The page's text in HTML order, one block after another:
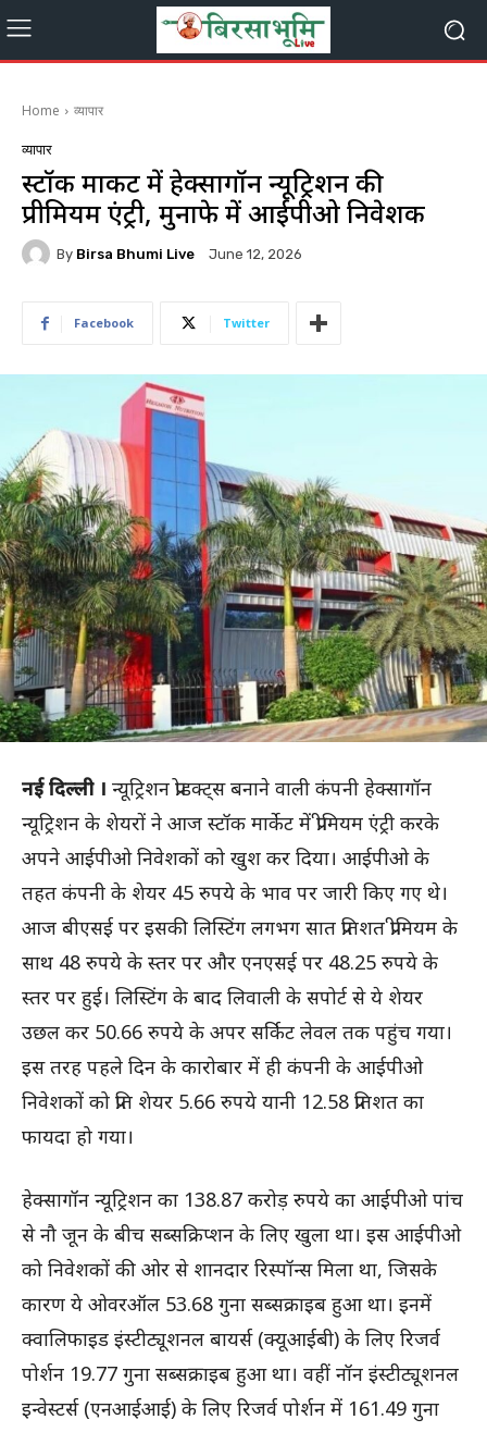
Home व्यापार
व्यापार
स्टॉक मार्केट में हेक्सागॉन न्यूट्रिशन की
प्रीमियम एंट्री, मुनाफे में आईपीओ निवेशक
By Birsa Bhumi Live June 12, 2026
Facebook Twitter
नई दिल्ली । न्यूट्रिशन प्रोडक्ट्स बनाने वाली कंपनी हेक्सागॉन
न्यूट्रिशन के शेयरों ने आज स्टॉक मार्केट में प्रीमियम एंट्री करके
अपने आईपीओ निवेशकों को खुश कर दिया। आईपीओ के
तहत कंपनी के शेयर 45 रुपये के भाव पर जारी किए गए थे।
आज बीएसई पर इसकी लिस्टिंग लगभग सात प्रतिशत प्रीमियम के
साथ 48 रुपये के स्तर पर और एनएसई पर 48.25 रुपये के
स्तर पर हुई। लिस्टिंग के बाद लिवाली के सपोर्ट से ये शेयर
उछल कर 50.66 रुपये के अपर सर्किट लेवल तक पहुंच गया।
इस तरह पहले दिन के कारोबार में ही कंपनी के आईपीओ
निवेशकों को प्रति शेयर 5.66 रुपये यानी 12.58 प्रतिशत का
फायदा हो गया।
हेक्सागॉन न्यूट्रिशन का 138.87 करोड़ रुपये का आईपीओ पांच
से नौ जून के बीच सब्सक्रिप्शन के लिए खुला था। इस आईपीओ
को निवेशकों की ओर से शानदार रिस्पॉन्स मिला था, जिसके
कारण ये ओवरऑल 53.68 गुना सब्सक्राइब हुआ था। इनमें
क्वालिफाइड इंस्टीट्यूशनल बायर्स (क्यूआईबी) के लिए रिजर्व
पोर्शन 19.77 गुना सब्सक्राइब हुआ था। वहीं नॉन इंस्टीट्यूशनल
इन्वेस्टर्स (एनआईआई) के लिए रिजर्व पोर्शन में 161.49 गुना